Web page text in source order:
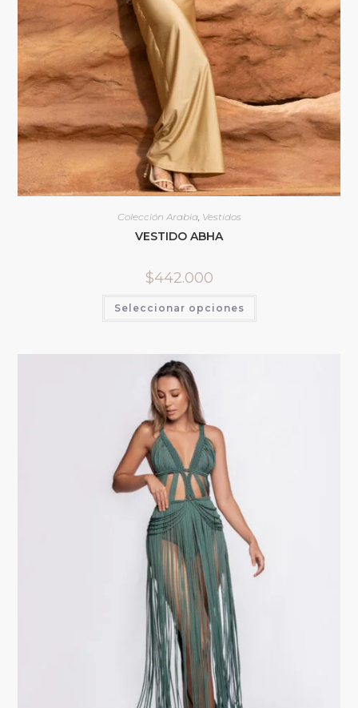
Colección Arabia, Vestidos
VESTIDO ABHA
$442.000
Seleccionar opciones